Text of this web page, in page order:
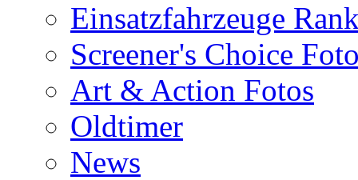
Einsatzfahrzeuge
Screener's Choice
Art & Action Fotos
Oldtimer
News